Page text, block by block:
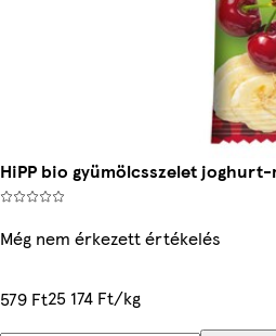
HiPP bio gyümölcsszelet
Még nem érkezett értékelés
579 Ft25 174 Ft/kg